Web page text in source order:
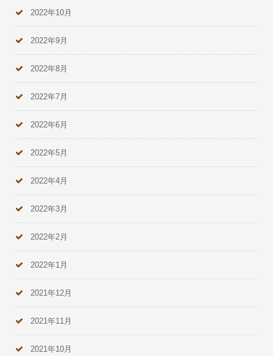
2022年10月
2022年9月
2022年8月
2022年7月
2022年6月
2022年5月
2022年4月
2022年3月
2022年2月
2022年1月
2021年12月
2021年11月
2021年10月